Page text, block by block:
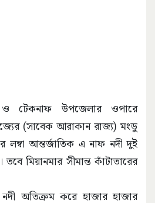
ও টেকনাফ উপজেলার ওপারে
(সাবেক আরাকান রাজ্য) মংডু
লম্বা আন্তর্জাতিক এ নাফ নদী দুই
মিয়ানমার সীমান্ত কাঁটাতারের
অতিক্রম করে হাজার হাজার